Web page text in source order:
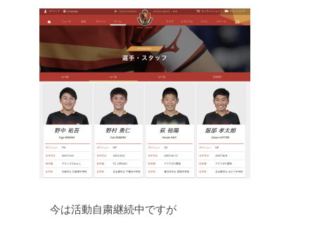
今は活動自粛継続中ですが